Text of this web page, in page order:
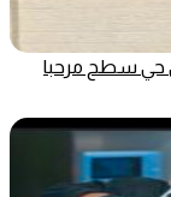
في حي سطح مرحبا